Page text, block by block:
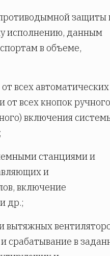
защиты
исполнению, данным
в объеме,
всех автоматических
всех кнопок ручного
включения
станциями и
и
включение
др.;
вытяжных
срабатывание в